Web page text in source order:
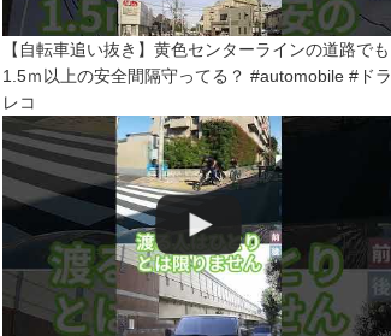
【自転車追い抜き】黄色センターラインの道路でも
1.5ｍ以上の安全間隔守ってる？ #automobile #ドラ
レコ